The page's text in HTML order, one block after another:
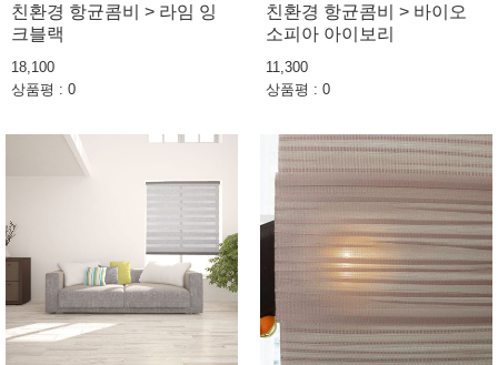
친환경 항균콤비 > 라임 잉
크블랙
18,100
상품평 : 0
친환경 항균콤비 > 바이오
소피아 아이보리
11,300
상품평 : 0